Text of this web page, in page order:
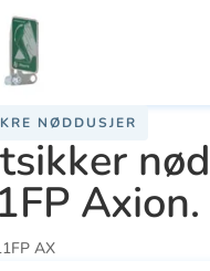
NØDDUSJER
Axion.
AX